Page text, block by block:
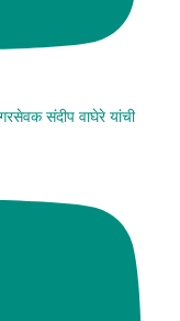
संदीप वाघेरे यांची